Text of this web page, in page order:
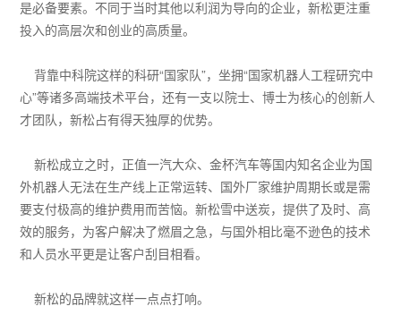
是必备要素。不同于当时其他以利润为导向的企业，新松更注重
投入的高层次和创业的高质量。
背靠中科院这样的科研“国家队”，坐拥“国家机器人工程研究中
心”等诸多高端技术平台，还有一支以院士、博士为核心的创新人
才团队，新松占有得天独厚的优势。
新松成立之时，正值一汽大众、金杯汽车等国内知名企业为国
外机器人无法在生产线上正常运转、国外厂家维护周期长或是需
要支付极高的维护费用而苦恼。新松雪中送炭，提供了及时、高
效的服务，为客户解决了燃眉之急，与国外相比毫不逊色的技术
和人员水平更是让客户刮目相看。
新松的品牌就这样一点点打响。